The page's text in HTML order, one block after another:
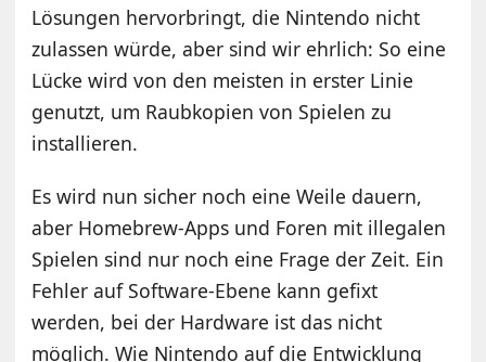
Lösungen hervorbringt, die Nintendo nicht
zulassen würde, aber sind wir ehrlich: So eine
Lücke wird von den meisten in erster Linie
genutzt, um Raubkopien von Spielen zu
installieren.
Es wird nun sicher noch eine Weile dauern,
aber Homebrew-Apps und Foren mit illegalen
Spielen sind nur noch eine Frage der Zeit. Ein
Fehler auf Software-Ebene kann gefixt
werden, bei der Hardware ist das nicht
möglich. Wie Nintendo auf die Entwicklung